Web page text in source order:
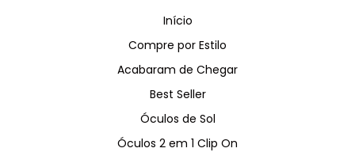
Início
Compre por Estilo
Acabaram de Chegar
Best Seller
Óculos de Sol
Óculos 2 em 1 Clip On